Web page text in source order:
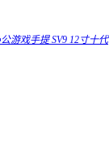
游戏手提 SV9 12寸十代